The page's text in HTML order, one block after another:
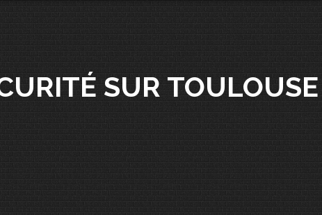
SUR TOULOUSE